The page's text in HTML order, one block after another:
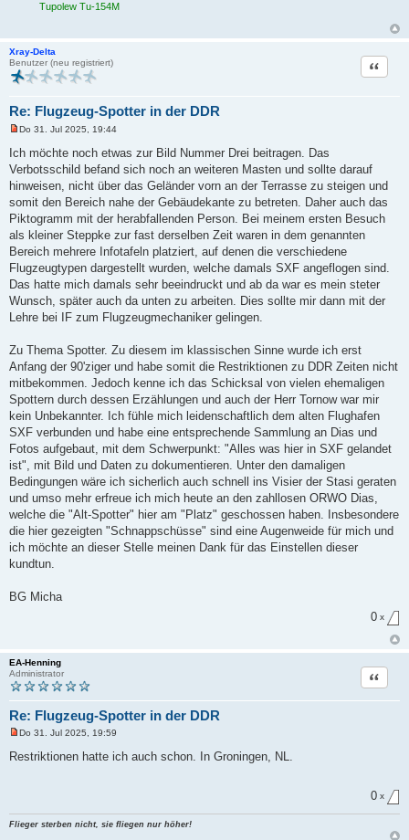
Tupolew Tu-154M
Xray-Delta
Benutzer (neu registriert)
Re: Flugzeug-Spotter in der DDR
Zitat
n
g
e
e
s
e
n
e
B
e
t
r
a
g
Do 31. Jul 2025, 19:44
Ich möchte noch etwas zur Bild Nummer Drei beitragen. Das
Verbotsschild befand sich noch an weiteren Masten und sollte darauf
hinweisen, nicht über das Geländer vorn an der Terrasse zu steigen und
somit den Bereich nahe der Gebäudekante zu betreten. Daher auch das
Piktogramm mit der herabfallenden Person. Bei meinem ersten Besuch
als kleiner Steppke zur fast derselben Zeit waren in dem genannten
Bereich mehrere Infotafeln platziert, auf denen die verschiedene
Flugzeugtypen dargestellt wurden, welche damals SXF angeflogen sind.
Das hatte mich damals sehr beeindruckt und ab da war es mein steter
Wunsch, später auch da unten zu arbeiten. Dies sollte mir dann mit der
Lehre bei IF zum Flugzeugmechaniker gelingen.
Zu Thema Spotter. Zu diesem im klassischen Sinne wurde ich erst
Anfang der 90'ziger und habe somit die Restriktionen zu DDR Zeiten nicht
mitbekommen. Jedoch kenne ich das Schicksal von vielen ehemaligen
Spottern durch dessen Erzählungen und auch der Herr Tornow war mir
kein Unbekannter. Ich fühle mich leidenschaftlich dem alten Flughafen
SXF verbunden und habe eine entsprechende Sammlung an Dias und
Fotos aufgebaut, mit dem Schwerpunkt: "Alles was hier in SXF gelandet
ist", mit Bild und Daten zu dokumentieren. Unter den damaligen
Bedingungen wäre ich sicherlich auch schnell ins Visier der Stasi geraten
und umso mehr erfreue ich mich heute an den zahllosen ORWO Dias,
welche die "Alt-Spotter" hier am "Platz" geschossen haben. Insbesondere
die hier gezeigten "Schnappschüsse" sind eine Augenweide für mich und
ich möchte an dieser Stelle meinen Dank für das Einstellen dieser
kundtun.
BG Micha
0 x
EA-Henning
Administrator
Re: Flugzeug-Spotter in der DDR
Zitat
n
g
n
Do 31. Jul 2025, 19:59
Restriktionen hatte ich auch schon. In Groningen, NL.
0 x
Flieger sterben nicht, sie fliegen nur höher!